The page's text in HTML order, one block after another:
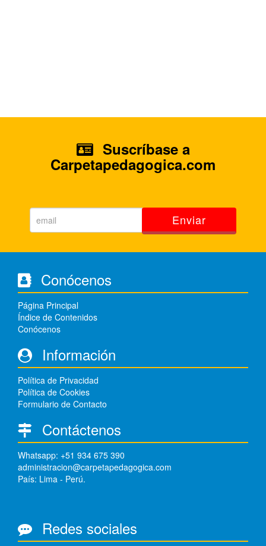
Suscríbase a
Carpetapedagogica.com
Enviar
Conócenos
Página Principal
Índice de Contenidos
Conócenos
Información
Política de Privacidad
Política de Cookies
Formulario de Contacto
Contáctenos
Whatsapp: +51 934 675 390
administracion@carpetapedagogica.com
País: Lima - Perú.
Redes sociales